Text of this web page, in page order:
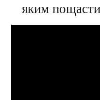
яким